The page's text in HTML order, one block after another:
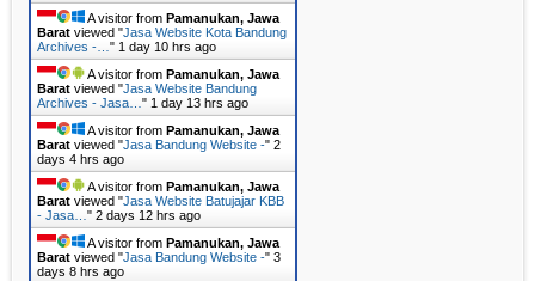
A visitor from Pamanukan, Jawa
Barat viewed "Jasa Website Kota Bandung
Archives -… " 1 day 10 hrs ago
A visitor from Pamanukan, Jawa
Barat viewed "Jasa Website Bandung
Archives - Jasa… " 1 day 13 hrs ago
A visitor from Pamanukan, Jawa
Barat viewed "Jasa Bandung Website -" 2
days 4 hrs ago
A visitor from Pamanukan, Jawa
Barat viewed "Jasa Website Batujajar KBB
- Jasa… " 2 days 12 hrs ago
A visitor from Pamanukan, Jawa
Barat viewed "Jasa Bandung Website -" 3
days 8 hrs ago